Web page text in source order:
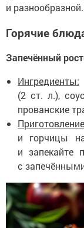
и разнообразной.
Горячие
Запечённый
Ингредиенты:
(2 ст. л.),
прованские
и горчицы
и запекайте
с